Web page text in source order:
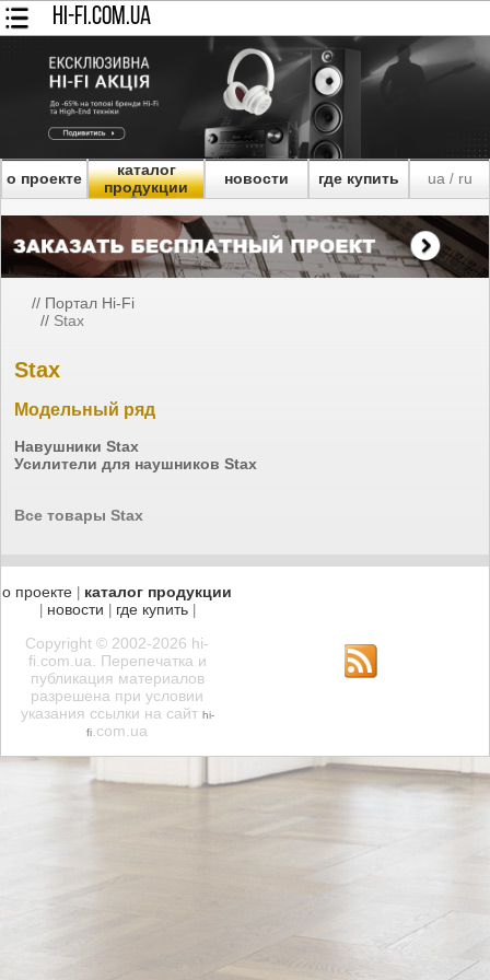
HI-FI.COM.UA
о проекте
каталог
продукции
новости где купить ua/ ru
// Портал Hi-Fi
// Stax
Stax
Модельный ряд
Навушники Stax
Усилители для наушников Stax
Все товары Stax
о проекте каталог продукции
новости где купить|
Copyright © 2002-2026 hi-
fi.com.ua. Перепечатка и
публикация материалов
разрешена при условии
указания ссылки на сайт hi-
fi .com.ua